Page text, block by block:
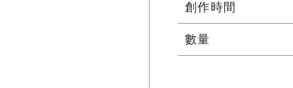
創作時間
數量